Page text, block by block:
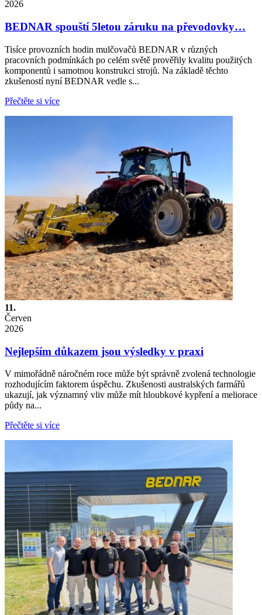
2026
BEDNAR spouští 5letou záruku na převodovky…
Tisíce provozních hodin mulčovačů BEDNAR v různých
pracovních podmínkách po celém světě prověřily kvalitu použitých
komponentů i samotnou konstrukci strojů. Na základě těchto
zkušeností nyní BEDNAR vedle s...
Přečtěte si více
11.
Červen
2026
Nejlepším důkazem jsou výsledky v praxi
V mimořádně náročném roce může být správně zvolená technologie
rozhodujícím faktorem úspěchu. Zkušenosti australských farmářů
ukazují, jak významný vliv může mít hloubkové kypření a meliorace
půdy na...
Přečtěte si více